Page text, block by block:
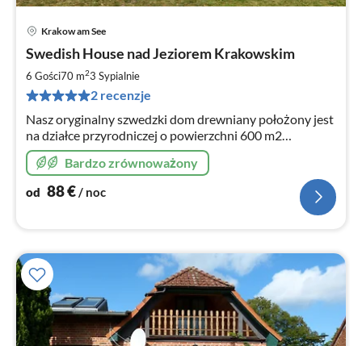
Krakow am See
Swedish House nad Jeziorem Krakowskim
6 Gości70 m23 Sypialnie
2 recenzje
Nasz oryginalny szwedzki dom drewniany położony jest
na działce przyrodniczej o powierzchni 600 m2
bezpośrednio nad Jeziorem Krakowskim w
Meklemburgii. Z werandy jest niecałe 100m do molo z
kąpieliskiem.
Bardzo zrównoważony
od 88€/ noc